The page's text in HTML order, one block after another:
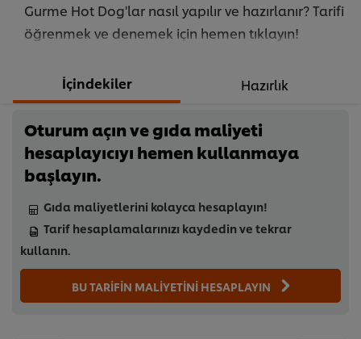
Gurme Hot Dog'lar nasıl yapılır ve hazırlanır? Tarifi
öğrenmek ve denemek için hemen tıklayın!
İçindekiler Hazırlık
Oturum açın ve gıda maliyeti
hesaplayıcıyı hemen kullanmaya
başlayın.
Gıda maliyetlerini kolayca hesaplayın!
Tarif hesaplamalarınızı kaydedin ve tekrar
kullanın.
BU TARİFİN MALİYETİNİ HESAPLAYIN